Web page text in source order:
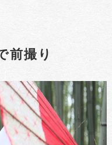
前撮り